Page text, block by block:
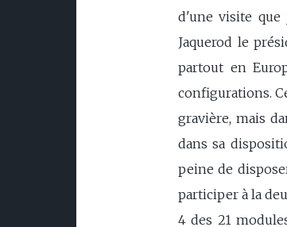
d'une visite que
Jaquerod le
partout en
configurations.
gravière, mais
dans sa
peine de
participer à la
4 des 21